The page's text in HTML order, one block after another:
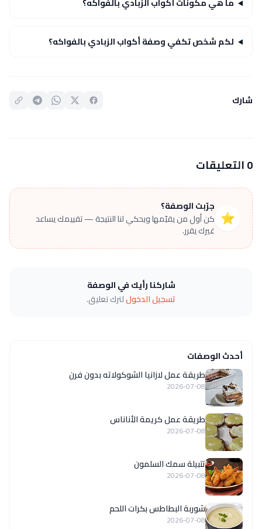
ما هي مكونات أكواب الزبادي بالفواكه؟
لكم شخص تكفي وصفة أكواب الزبادي بالفواكه؟
شارك
0 التعليقات
⭐
جرّبت الوصفة؟
كن أول من يقيّمها ويحكي لنا النتيجة — تقييمك يساعد
غيرك يقرر.
شاركنا رأيك في الوصفة
تسجيل الدخوللترك تعليق.
أحدث الوصفات
طريقة عمل لازانيا الشوكولاته بدون فرن
2026-07-08
طريقة عمل كريمة الأناناس
2026-07-08
تتبيلة سمك السلمون
2026-07-08
شوربة البطاطس بكرات اللحم
2026-07-08